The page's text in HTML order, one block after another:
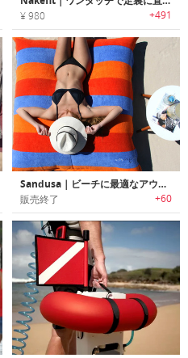
¥ 980 +491
Sandusa｜ビーチに最適なアウトドア用ウォータープルーフクッションピロー「サンドゥーサ」
販売終了 +60